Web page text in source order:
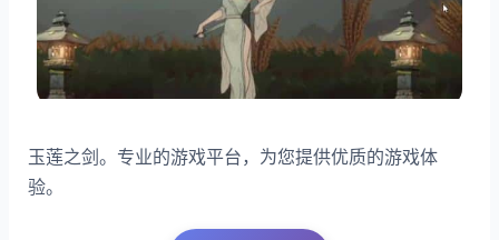
玉莲之剑。专业的游戏平台，为您提供优质的游戏体
验。